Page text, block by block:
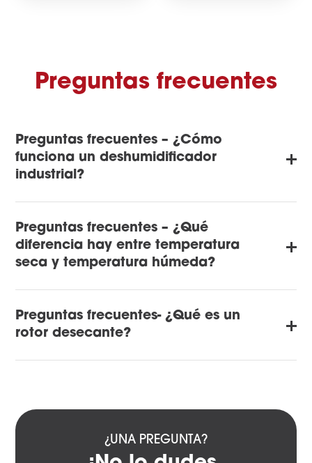
Preguntas frecuentes
Preguntas frecuentes – ¿Cómo
funciona un deshumidificador
industrial?
Preguntas frecuentes – ¿Qué
diferencia hay entre temperatura
seca y temperatura húmeda?
Preguntas frecuentes- ¿Qué es un
rotor desecante?
¿UNA PREGUNTA?